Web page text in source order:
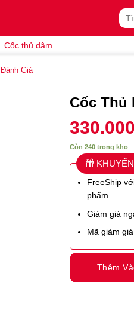
Tìm
kiếm:
Cốc thủ dâm
Đánh Giá
Cốc Thủ
330.000
Còn 240 trong kho
FreeShip
phẩm.
Giảm giá
Mã giảm
Thêm